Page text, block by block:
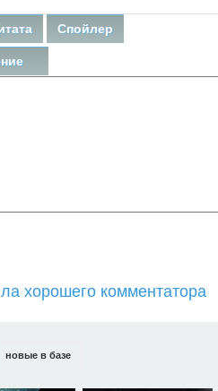
Спойлер
хорошего комментатора
новые в базе